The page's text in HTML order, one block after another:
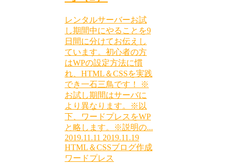
レンタルサーバーお試
し期間中にやることを9
日間に分けてお伝えし
ています。初心者の方
はWPの設定方法に慣
れ、HTML＆CSSを実践
でき一石三鳥です！ ※
お試し期間はサーバに
より異なります。※以
下、ワードプレスをWP
と略します。※説明の...
2019.11.11 2019.11.19
HTML＆CSSブログ作成
ワードプレス